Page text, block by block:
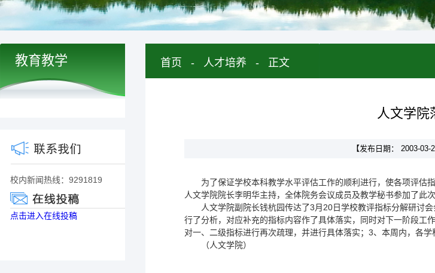
教育教学
校内新闻热线：9291819
点击进入在线投稿
首页 - 人才培养 - 正文
人文学院
【发布日期： 2003-
为了保证学校本科教学水平评估工作的顺利进行，使各项评估
人文学院院长李明华主持，全体院务会议成员及教学秘书参加了此次
人文学院副院长钱杭园传达了3月20日学校教评指标分解研讨
行了分析，对应补充的指标内容作了具体落实，同时对下一阶段工
对一、二级指标进行再次疏理，并进行具体落实；3、本周内，各
（人文学院）